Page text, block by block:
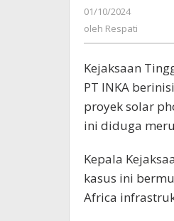
01/10/2024
oleh Respati
Kejaksaan
PT INKA
proyek solar
ini diduga
Kepala
kasus ini
Africa